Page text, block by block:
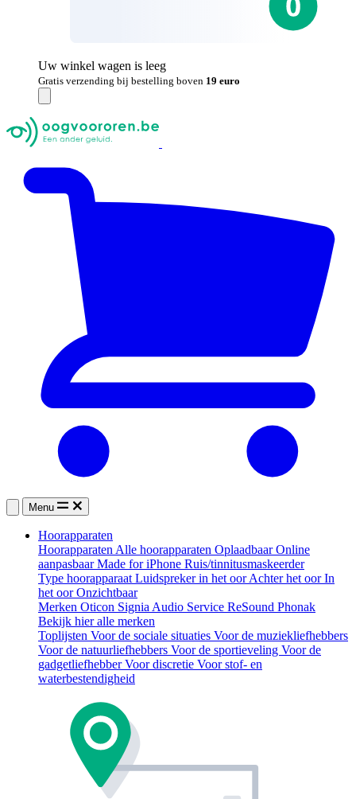
Uw winkel wagen is leeg
Gratis verzending bij bestelling boven 19 euro
Menu
Hoorapparaten
Hoorapparaten Alle hoorapparaten OplaadbaarOnline
aanpasbaarMade for iPhone Ruis/tinnitusmaskeerder
Type hoorapparaat Luidspreker in het oorAchter het oorIn
het oorOnzichtbaar
Merken Oticon Signia Audio Service ReSound Phonak
Bekijk hier alle merken
Toplijsten Voor de sociale situaties Voor de muziekliefhebbers
Voor de natuurliefhebbers Voor de sportieveling Voor de
gadgetliefhebberVoor discretie Voor stof- en
waterbestendigheid